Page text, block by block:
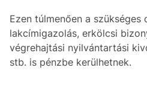
Ezen túlmenően a szükséges
lakcímigazolás, erkölcsi
végrehajtási nyilvántartási
stb. is pénzbe kerülhetnek.